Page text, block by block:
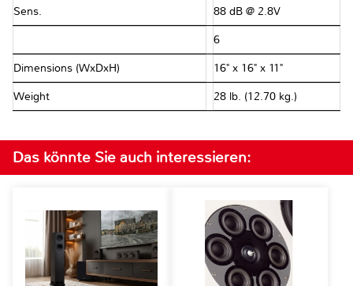
Sens. 88 dB @ 2.8V
6Ω
Dimensions (WxDxH) 16" x 16" x 11"
Weight 28 lb. (12.70 kg.)
Das könnte Sie auch interessieren: